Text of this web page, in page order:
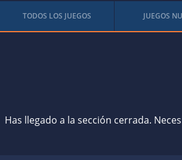
TODOS LOS JUEGOS JUEGOS
Has llegado a la sección cerrada.